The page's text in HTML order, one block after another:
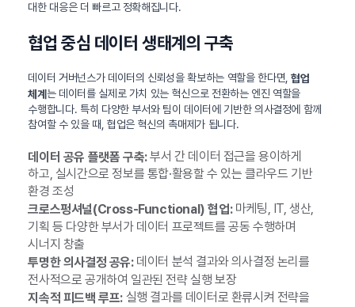
대한 대응은 더 빠르고 정확해집니다.
협업 중심 데이터 생태계의 구축
데이터 거버넌스가 데이터의 신뢰성을 확보하는 역할을 한다면,협업
체계는 데이터를 실제로 가치 있는 혁신으로 전환하는 엔진 역할을
수행합니다. 특히 다양한 부서와 팀이 데이터에 기반한 의사결정에 함께
참여할 수 있을 때, 협업은 혁신의 촉매제가 됩니다.
데이터 공유 플랫폼 구축:부서 간 데이터 접근을 용이하게
하고, 실시간으로 정보를 통합·활용할 수 있는 클라우드 기반
환경 조성
크로스펑셔널(Cross-Functional) 협업:마케팅, IT, 생산,
기획 등 다양한 부서가 데이터 프로젝트를 공동 수행하며
시너지 창출
투명한 의사결정 공유:데이터 분석 결과와 의사결정 논리를
전사적으로 공개하여 일관된 전략 실행 보장
지속적 피드백 루프:실행 결과를 데이터로 환류시켜 전략을